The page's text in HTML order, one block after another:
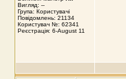
Вигляд: --
Група: Користувачі
Повідомлень: 21134
Користувач №: 62341
Реєстрація: 6-August 11